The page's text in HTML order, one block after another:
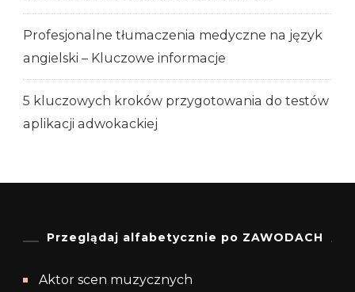
Profesjonalne tłumaczenia medyczne na język
angielski – Kluczowe informacje
5 kluczowych kroków przygotowania do testów
aplikacji adwokackiej
Przeglądaj alfabetycznie po ZAWODACH
Aktor scen muzycznych